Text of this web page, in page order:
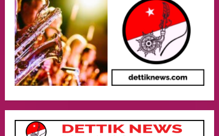
4
Putusan Diundur Lagi, Pernyataan
Hakim pada Sidang Sebelumnya Jadi
Sorotan
05/08/2026
5
Politik
Presiden Prabowo dan PM Thailand
Sepakat Perkuat Stabilitas ketahan
Kedua Negara.
Culture